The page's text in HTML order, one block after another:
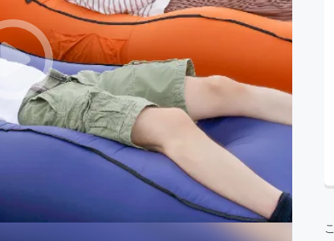
チャレンジ ビューティ
CAMPFIRE for Social GoodCAMPFIRE Creation
CAMPFIREふるさと納税
machi-ya コミュニティ